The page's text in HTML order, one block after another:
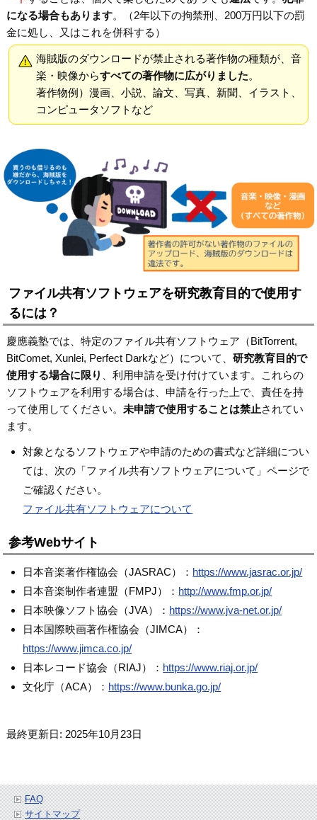
になる場合もあります。（2年以下の拘禁刑、200万円以下の罰
金に処し、又はこれを併科する）
海賊版のダウンロードが禁止される著作物の種類が、音
楽・映像からすべての著作物に広がりました。
著作物例）漫画、小説、論文、写真、新聞、イラスト、
コンピュータソフトなど
ファイル共有ソフトウェアを研究教育目的で使用す
るには？
慶應義塾では、特定のファイル共有ソフトウェア（BitTorrent,
BitComet, Xunlei, Perfect Darkなど）について、研究教育目的で
使用する場合に限り 、利用申請を受け付けています。これらの
ソフトウェアを利用する場合は、申請を行った上で、責任を持
って使用してください。未申請で使用することは禁止されてい
ます。
対象となるソフトウェアや申請のための書式など詳細につい
ては、次の「ファイル共有ソフトウェアについて」ページで
ご確認ください。
ファイル共有ソフトウェアについて
参考Webサイト
日本音楽著作権協会（JASRAC）： https://www.jasrac.or.jp/
日本音楽制作者連盟（FMPJ）： http://www.fmp.or.jp/
日本映像ソフト協会（JVA）： https://www.jva-net.or.jp/
日本国際映画著作権協会（JIMCA）：
https://www.jimca.co.jp/
日本レコード協会（RIAJ）： https://www.riaj.or.jp/
文化庁（ACA）： https://www.bunka.go.jp/
最終更新日: 2025年10月23日
FAQ
サイトマップ